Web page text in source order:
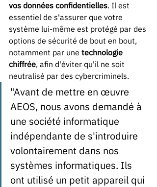
vos données confidentielles. Il est
essentiel de s'assurer que votre
système lui-même est protégé par des
options de sécurité de bout en bout,
notamment par une technologie
chiffrée, afin d'éviter qu'il ne soit
neutralisé par des cybercriminels.
"Avant de mettre en œuvre
AEOS, nous avons demandé à
une société informatique
indépendante de s'introduire
volontairement dans nos
systèmes informatiques. Ils
ont utilisé un petit appareil qui